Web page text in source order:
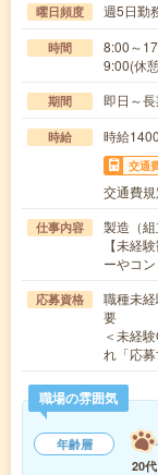
曜日頻度 週5日勤
時間
8:00～
9:00(休
期間 即日～
時給 時給
交通
交通費
仕事内容
製造（組
【未経
ーやコ
応募資格
職種未
要
＜未経
れ「応
職場の雰囲気
年齢層
20代